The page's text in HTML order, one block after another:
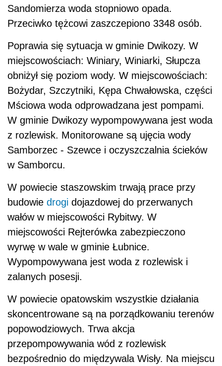
Sandomierza woda stopniowo opada.
Przeciwko tężcowi zaszczepiono 3348 osób.
Poprawia się sytuacja w gminie Dwikozy. W
miejscowościach: Winiary, Winiarki, Słupcza
obniżył się poziom wody. W miejscowościach:
Bożydar, Szczytniki, Kępa Chwałowska, części
Mściowa woda odprowadzana jest pompami.
W gminie Dwikozy wypompowywana jest woda
z rozlewisk. Monitorowane są ujęcia wody
Samborzec - Szewce i oczyszczalnia ścieków
w Samborcu.
W powiecie staszowskim trwają prace przy
budowie drogi dojazdowej do przerwanych
wałów w miejscowości Rybitwy. W
miejscowości Rejterówka zabezpieczono
wyrwę w wale w gminie Łubnice.
Wypompowywana jest woda z rozlewisk i
zalanych posesji.
W powiecie opatowskim wszystkie działania
skoncentrowane są na porządkowaniu terenów
popowodziowych. Trwa akcja
przepompowywania wód z rozlewisk
bezpośrednio do międzywala Wisły. Na miejscu